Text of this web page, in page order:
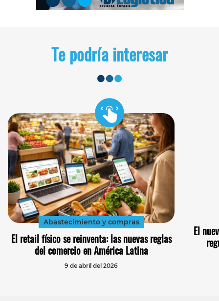
Te podría interesar
Abastecimiento y compras
El retail físico se reinventa: las nuevas reglas
del comercio en América Latina
9 de abril del 2026
El